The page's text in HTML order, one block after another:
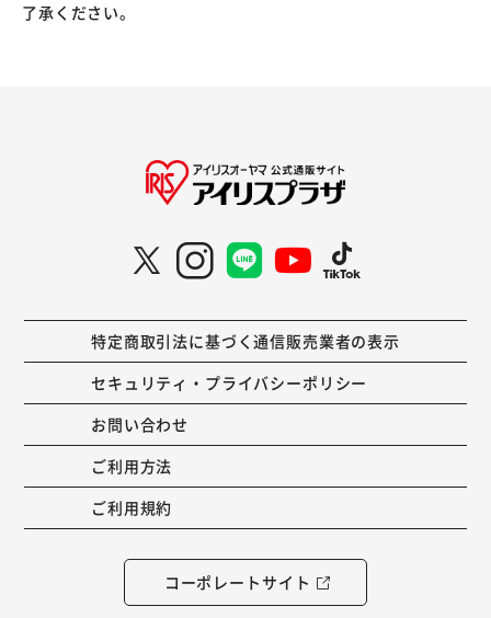
了承ください。
特定商取引法に基づく通信販売業者の表示
セキュリティ・プライバシーポリシー
お問い合わせ
ご利用方法
ご利用規約
コーポレートサイト